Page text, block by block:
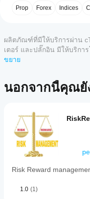
a
for
monitoring
the
Relative
(RSI)
across
symbols
and
pairs.
Users
can
customize
number
symbols
scanned
รีวิวจากลูกค้า
ยังไม่มี
รีวิว
นี้ หาก
คยลอง
เป็นคน
แรกที่
อกคน
อื่น!
หลัง
จากติด
สอบ
พื้นที่
UI ที่
ใช้
ปลั๊กอิน
แอป
รองรับ
ปลั๊กอิน?
ปลั๊กอิน
แพลตฟอร์ม
ทำงานได้
ขณะที่ปลั๊ก
อินเด
สก์ท็อปมี
ให้บริการ
เฉพาะใน
cTrader
Windows
เท่านั้น
อะไร?
แพลตฟอร์ม
cTrader
โดยเพิ่ม
เครื่องมือ
บริการ และ
ประกอบอิน
ใช้ข้อมูล
อย่างไร?
ปลั๊กอิน
โต้ตอบ
กับ
การ
หรือ
Prop Forex Indices
ผลิตภัณฑ์ที่มีให้บริการผ่าน
เตอร์ และปลั๊กอิน มีให้บริก
วัตถุประสงค์ในการเข้าถึงข้อ
หรือการรับประกันผลการดำ
ขยาย
นอกจากนี้คุณยั
Risk Reward
1.0 (1)